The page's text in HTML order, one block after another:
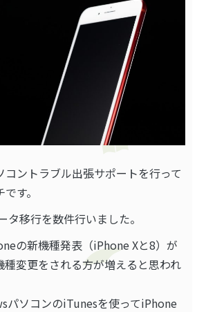
コントラブル出張サポートを行って
す。
タ移行を数件行いました。
の新機種発表（iPhone Xと8）が
種変更をされる方が増えると思われ
パソコンのiTunesを使ってiPhone